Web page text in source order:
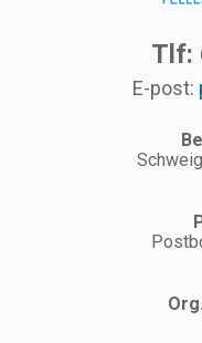
Tlf:
E-post: